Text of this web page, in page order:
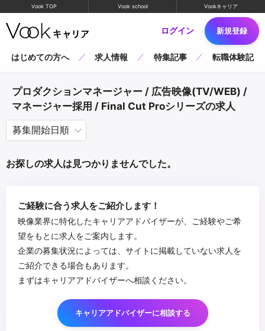
Vook TOP Vook school Vookキャリア
ログイン 新規登録
はじめての方へ 求人情報 特集記事 転職体験記
プロダクションマネージャー / 広告映像(TV/WEB) /
マネージャー採用 / Final Cut Proシリーズの求人
お探しの求人は見つかりませんでした。
ご経験に合う求人をご紹介します！
映像業界に特化したキャリアアドバイザーが、ご経験やご希
望をもとに求人をご案内します。
企業の募集状況によっては、サイトに掲載していない求人を
ご紹介できる場合もあります。
まずはキャリアアドバイザーへ相談ください。
キャリアアドバイザーに相談する